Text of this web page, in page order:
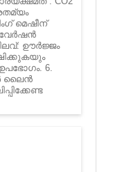
മെഷീന്
ഊർജ്ജം
6.
ലൈൻ